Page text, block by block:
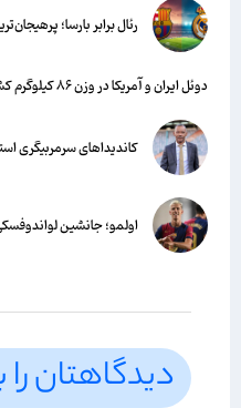
رئال برابر بارسا؛
دوئل ایران و آمریکا در وزن ۸۶ کیلوگرم کشتی آزاد
کاندیداهای سرمربیگری
اولمو؛ جانشین لواندوفسکی
دیدگاهتان را